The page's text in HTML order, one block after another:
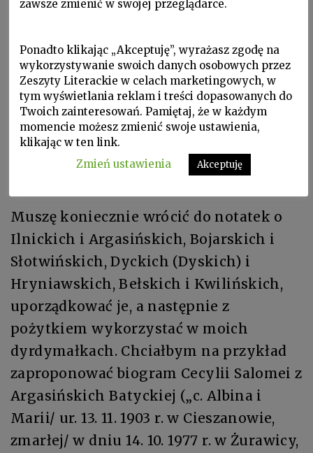
wzięli się z ciemności
na mój rozum wszyscy (Kuciapscy
również) wychynęliśmy z ciemności
i ciągniemy ile sił do światła
może w końcu ktoś nas zobaczy
Muszę koniecznie wrócić do notatek o
Ilnickich i Argasińskich, Bojarskich i
Słotwińskich, Dyckich (Dyskich) i
Hryniawskich, Bełskich i Kwilińskich,
uporządkować je, a następnie z
pożytkiem wykorzystać w moich
dyrdymałkach. Chciałbym na przykład
zaproponować biogram Cecylii Salomei z
Argasińskich Batyckiej („c. Albina i
Marii/ ur. 13. 11. 1903 r. w Cieszanowie,
zmarłej/ w dniu 14. 10. 1977 r. w Żurawicy,
zawsze zmienić w swojej przeglądarce.
Ponadto klikając „Akceptuję”, wyrażasz zgodę na
wykorzystywanie swoich danych osobowych przez
Zeszyty Literackie w celach marketingowych, w
tym wyświetlania reklam i treści dopasowanych do
Twoich zainteresowań. Pamiętaj, że w każdym
momencie możesz zmienić swoje ustawienia,
klikając w ten link.
Zmień ustawienia
Akceptuję